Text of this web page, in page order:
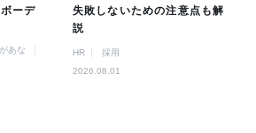
ーデ
あな
失敗しないための注意点も解
説
HR
採用
2026.08.01